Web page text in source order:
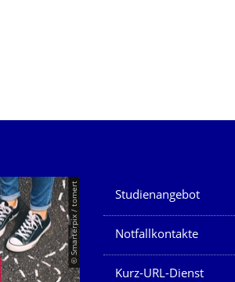
© Smarterpix / tomert Unsere Dienste
Studienangebot
Notfallkontakte
Kurz-URL-Dienst